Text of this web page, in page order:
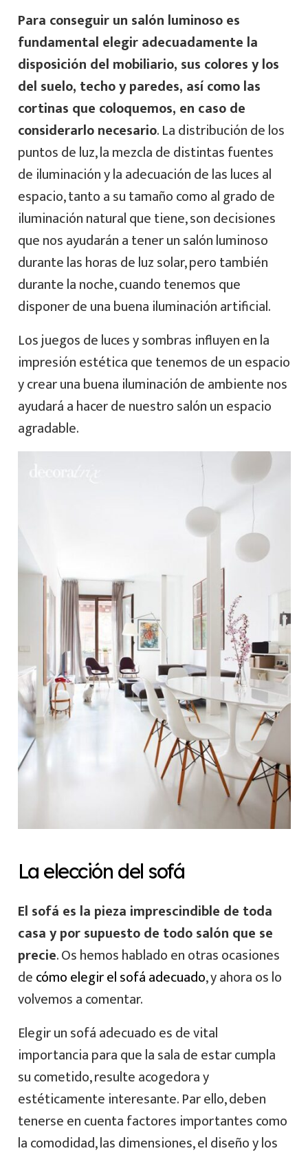
Para conseguir un salón luminoso es
fundamental elegir adecuadamente la
disposición del mobiliario, sus colores y los
del suelo, techo y paredes, así como las
cortinas que coloquemos, en caso de
considerarlo necesario. La distribución de los
puntos de luz, la mezcla de distintas fuentes
de iluminación y la adecuación de las luces al
espacio, tanto a su tamaño como al grado de
iluminación natural que tiene, son decisiones
que nos ayudarán a tener un salón luminoso
durante las horas de luz solar, pero también
durante la noche, cuando tenemos que
disponer de una buena iluminación artificial.
Los juegos de luces y sombras influyen en la
impresión estética que tenemos de un espacio
y crear una buena iluminación de ambiente nos
ayudará a hacer de nuestro salón un espacio
agradable.
La elección del sofá
El sofá es la pieza imprescindible de toda
casa y por supuesto de todo salón que se
precie. Os hemos hablado en otras ocasiones
decómo elegir el sofá adecuado, y ahora os lo
volvemos a comentar.
Elegir un sofá adecuado es de vital
importancia para que la sala de estar cumpla
su cometido, resulte acogedora y
estéticamente interesante. Par ello, deben
tenerse en cuenta factores importantes como
la comodidad, las dimensiones, el diseño y los